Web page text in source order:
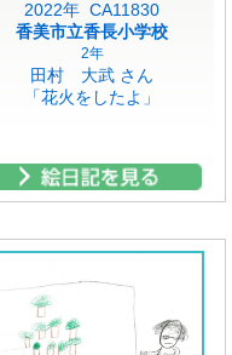
2022年 CA11830
香美市立香長小学校
2年
田村 大武 さん
「花火をしたよ」